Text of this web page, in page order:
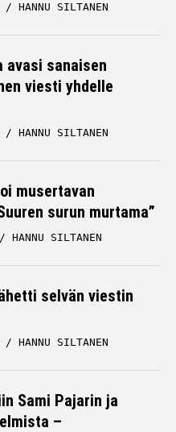
HANNU SILTANEN
sanaisen
viesti yhdelle
HANNU SILTANEN
musertavan
surun murtama”
HANNU SILTANEN
selvän viestin
HANNU SILTANEN
Sami Pajarin ja
–